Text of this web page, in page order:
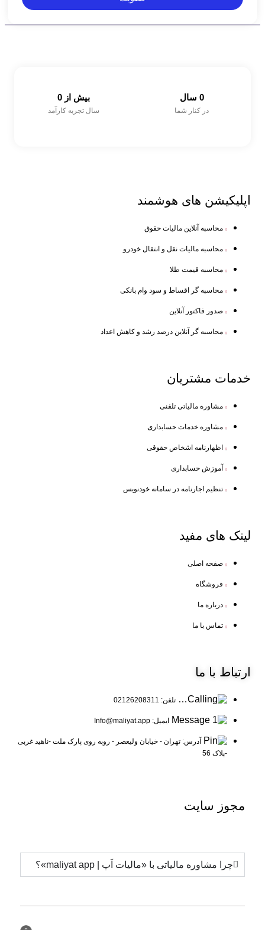
در کنار شما
0
سال تجربه کارآمد
بیش از 0
اپلیکیشن های هوشمند
محاسبه آنلاین مالیات حقوق
محاسبه مالیات نقل و انتقال خودرو
محاسبه قیمت طلا
محاسبه گر اقساط و سود وام بانکی
صدور فاکتور آنلاین
محاسبه گر آنلاین درصد رشد و کاهش اعداد
خدمات مشتریان
مشاوره مالیاتی تلفنی
مشاوره خدمات حسابداری
اظهارنامه اشخاص حقوقی
آموزش حسابداری
تنظیم اجارنامه در سامانه خودنویس
لینک های مفید
صفحه اصلی
فروشگاه
درباره ما
تماس با ما
ارتباط با ما
تلفن: 02126208311
ایمیل: Info@maliyat.app
آدرس: تهران - خیابان ولیعصر - روبه روی پارک ملت -ناهید غربی
-پلاک 56
مجوز سایت
چرا مشاوره مالیاتی با «مالیات اَپ | maliyat app»؟